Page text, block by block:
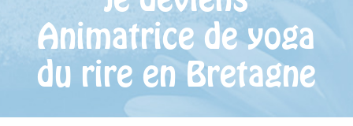
Animatrice de yoga
du rire en Bretagne